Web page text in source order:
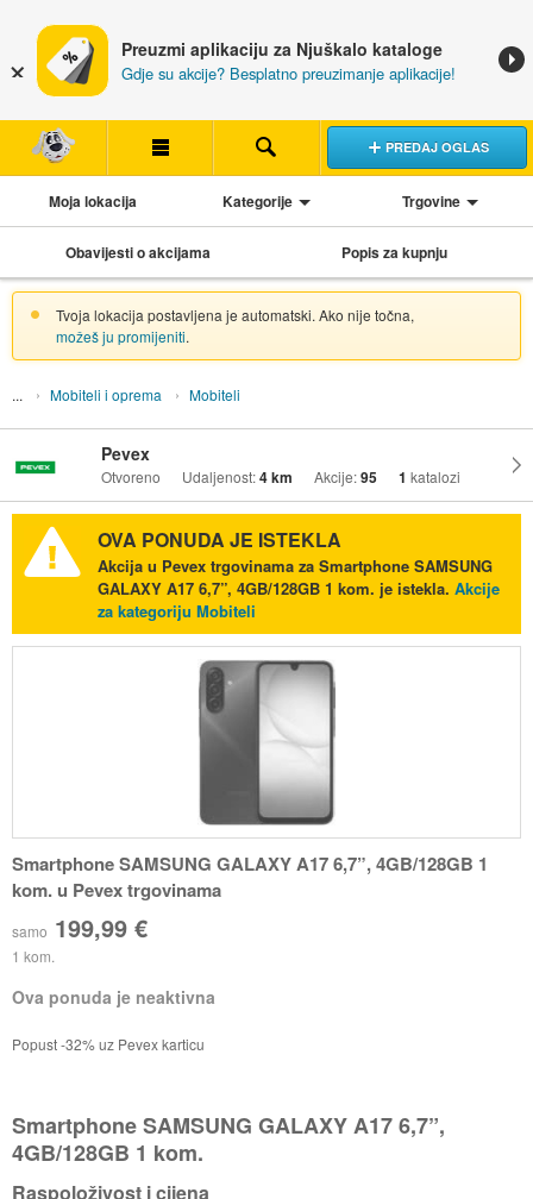
Preuzmi aplikaciju za Njuškalo kataloge
Gdje su akcije? Besplatno preuzimanje aplikacije!
PREDAJ OGLAS
Moja lokacija Kategorije Trgovine
Obavijesti o akcijama Popis za kupnju
Tvoja lokacija postavljena je automatski. Ako nije točna,
možeš ju promijeniti.
Mobiteli i oprema Mobiteli
Pevex
Otvoreno Udaljenost:4 km Akcije:95 1 katalozi
OVA PONUDA JE ISTEKLA
Akcija u Pevex trgovinama za Smartphone SAMSUNG
GALAXY A17 6,7”, 4GB/128GB 1 kom. je istekla. Akcije
za kategoriju Mobiteli
Smartphone SAMSUNG GALAXY A17 6,7”, 4GB/128GB 1
kom. u Pevex trgovinama
samo 199,99 €
1 kom.
Ova ponuda je neaktivna
Popust -32% uz Pevex karticu
Smartphone SAMSUNG GALAXY A17 6,7”,
4GB/128GB 1 kom.
Raspoloživost i cijena